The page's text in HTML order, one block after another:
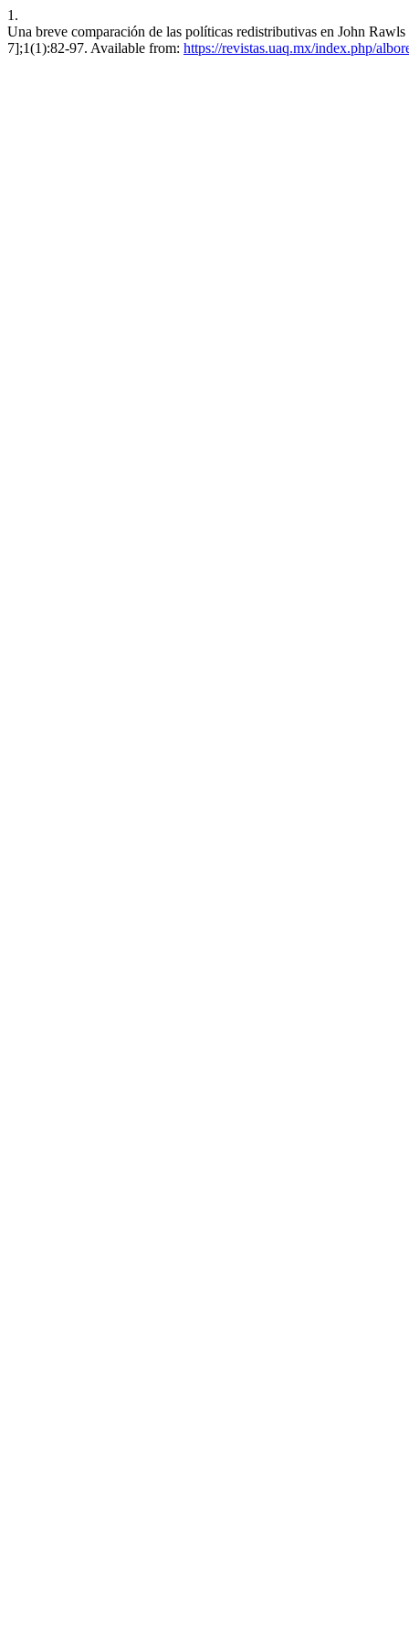
1.
Una breve comparación de las políticas redistributivas en John
7];1(1):82-97. Available from: https://revistas.uaq.mx/index.php/